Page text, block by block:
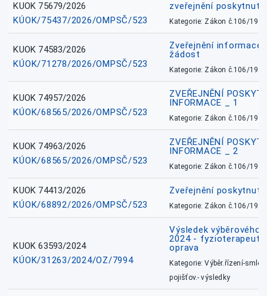
KUOK 75679/2026
KÚOK/75437/2026/OMPSČ/523
zveřejnění
Kategorie: Zákon č.106/1999
KUOK 74583/2026
KÚOK/71278/2026/OMPSČ/523
Zveřejnění informace
žádost
Kategorie: Zákon č.106/1999
KUOK 74957/2026
KÚOK/68565/2026/OMPSČ/523
ZVEŘEJNĚNÍ
INFORMACE _ 1
Kategorie: Zákon č.106/1999
KUOK 74963/2026
KÚOK/68565/2026/OMPSČ/523
ZVEŘEJNĚNÍ
INFORMACE _ 2
Kategorie: Zákon č.106/1999
KUOK 74413/2026
KÚOK/68892/2026/OMPSČ/523
Zveřejnění
Kategorie: Zákon č.106/1999
KUOK 63593/2024
KÚOK/31263/2024/OZ/7994
Výsledek výběrového
2024 - fyzioterapeut,
oprava
Kategorie: Výběr.řízení-
pojišťov.- výsledky